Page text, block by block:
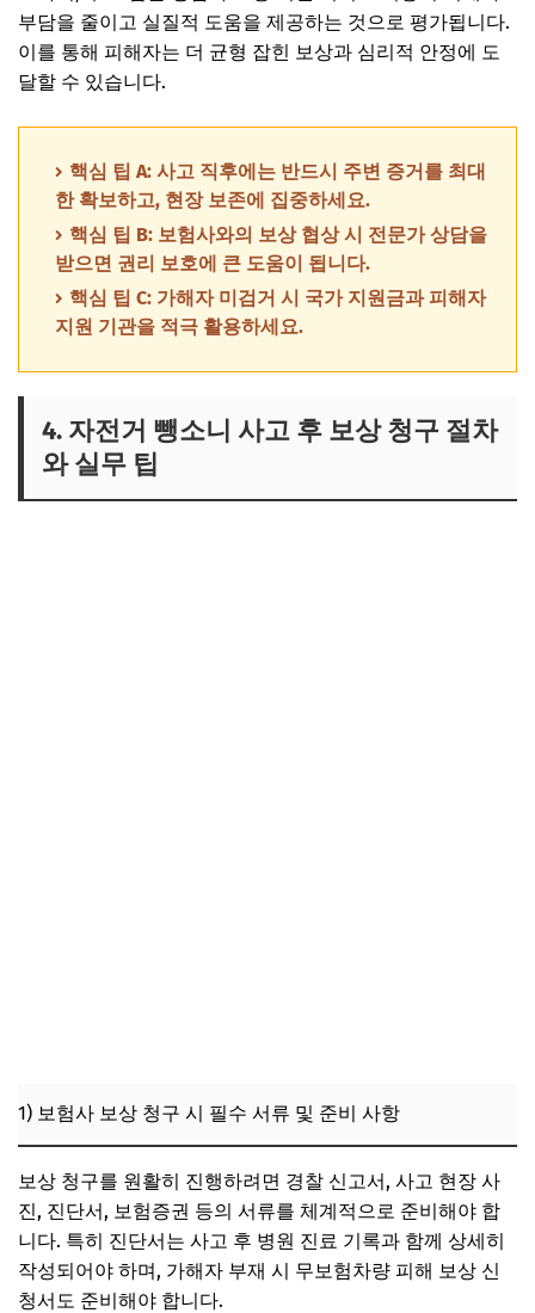
부담을 줄이고 실질적 도움을 제공하는 것으로 평가됩니다.
이를 통해 피해자는 더 균형 잡힌 보상과 심리적 안정에 도
달할 수 있습니다.
핵심 팁 A: 사고 직후에는 반드시 주변 증거를 최대
한 확보하고, 현장 보존에 집중하세요.
핵심 팁 B: 보험사와의 보상 협상 시 전문가 상담을
받으면 권리 보호에 큰 도움이 됩니다.
핵심 팁 C: 가해자 미검거 시 국가 지원금과 피해자
지원 기관을 적극 활용하세요.
4. 자전거 뺑소니 사고 후 보상 청구 절차
와 실무 팁
1) 보험사 보상 청구 시 필수 서류 및 준비 사항
보상 청구를 원활히 진행하려면 경찰 신고서, 사고 현장 사
진, 진단서, 보험증권 등의 서류를 체계적으로 준비해야 합
니다. 특히 진단서는 사고 후 병원 진료 기록과 함께 상세히
작성되어야 하며, 가해자 부재 시 무보험차량 피해 보상 신
청서도 준비해야 합니다.